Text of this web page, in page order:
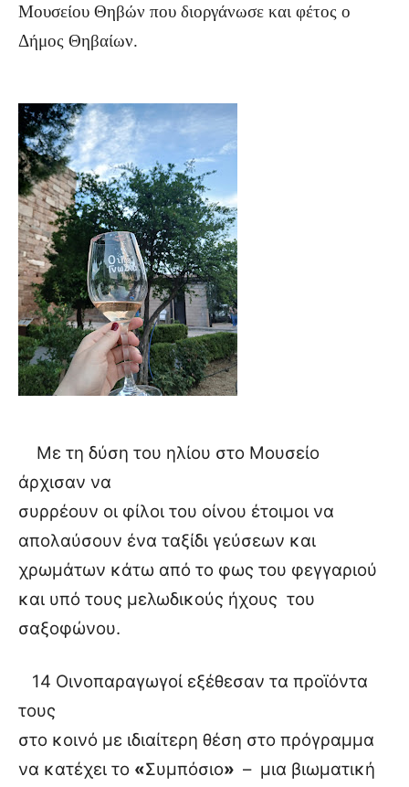
Μουσείου Θηβών που διοργάνωσε και φέτος ο
Δήμος Θηβαίων.
Με τη δύση του ηλίου στο Μουσείο
άρχισαν να
συρρέουν οι φίλοι του οίνου έτοιμοι να
απολαύσουν ένα ταξίδι γεύσεων και
χρωμάτων κάτω από το φως του φεγγαριού
και υπό τους μελωδικούς ήχους του
σαξοφώνου.
14 Οινοπαραγωγοί εξέθεσαν τα προϊόντα
τους
στο κοινό με ιδιαίτερη θέση στο πρόγραμμα
να κατέχει το «Συμπόσιο» – μια βιωματική